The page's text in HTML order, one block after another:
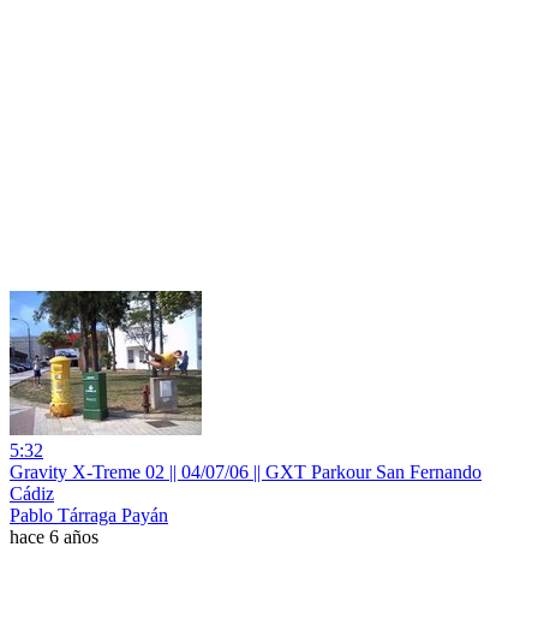
5:32
Gravity X-Treme 02 || 04/07/06 || GXT Parkour San Fernando
Cádiz
Pablo Tárraga Payán
hace 6 años